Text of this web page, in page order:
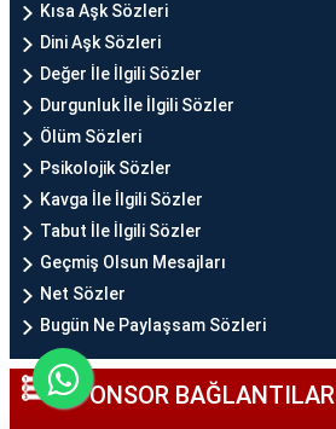
Kısa Aşk Sözleri
Dini Aşk Sözleri
Değer İle İlgili Sözler
Durgunluk İle İlgili Sözler
Ölüm Sözleri
Psikolojik Sözler
Kavga İle İlgili Sözler
Tabut İle İlgili Sözler
Geçmiş Olsun Mesajları
Net Sözler
Bugün Ne Paylaşsam Sözleri
SPONSOR BAĞLANTILAR